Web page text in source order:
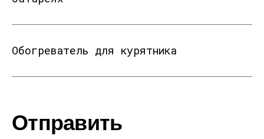
Обогреватель для курятника
Отправить